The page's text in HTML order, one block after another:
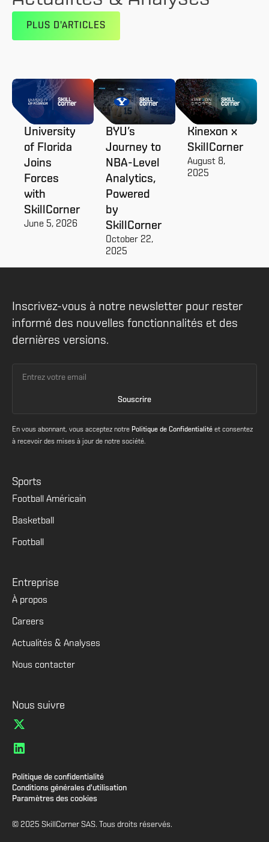
PLUS D'ARTICLES
University
of Florida
Joins
Forces
with
SkillCorner
June 5, 2026
BYU’s
Journey to
NBA-Level
Analytics,
Powered
by
SkillCorner
October 22,
2025
Kinexon x
SkillCorner
August 8,
2025
Inscrivez-vous à notre newsletter pour rester
informé des nouvelles fonctionnalités et des
dernières versions.
En vous abonnant, vous acceptez notre Politique de Confidentialité et consentez
à recevoir des mises à jour de notre société.
Sports
Football Américain
Basketball
Football
Entreprise
À propos
Careers
Actualités & Analyses
Nous contacter
Nous suivre
© 2025 SkillCorner SAS. Tous droits réservés.
Politique de confidentialité
Conditions générales d'utilisation
Paramètres des cookies